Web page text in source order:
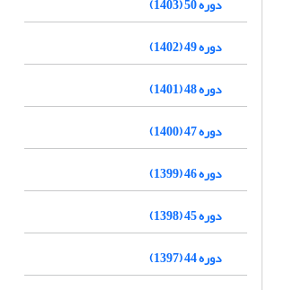
دوره 49 (1402)
دوره 48 (1401)
دوره 47 (1400)
دوره 46 (1399)
دوره 45 (1398)
دوره 44 (1397)